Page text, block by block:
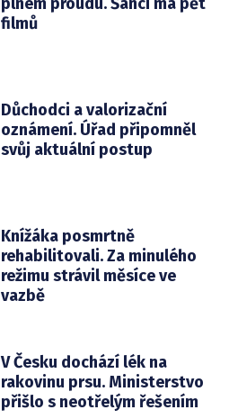
filmů
Důchodci a valorizační
oznámení. Úřad připomněl
svůj aktuální postup
Knížáka posmrtně
rehabilitovali. Za minulého
režimu strávil měsíce ve
vazbě
V Česku dochází lék na
rakovinu prsu. Ministerstvo
přišlo s neotřelým řešením